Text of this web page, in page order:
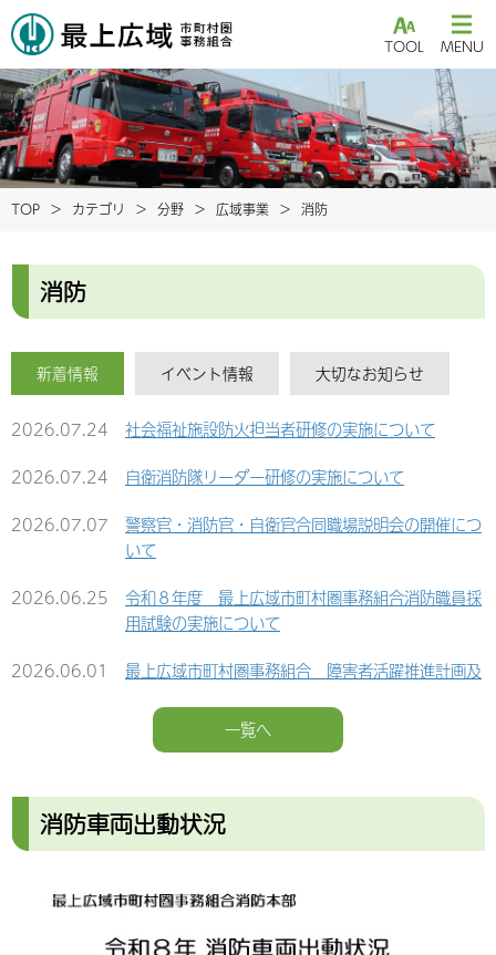
TOOL MENU
TOP カテゴリ 分野 広域事業 消防
消防
新着情報 イベント情報 大切なお知らせ
2026.07.24
社会福祉施設防火担当者研修の実施について
2026.07.24
自衛消防隊リーダー研修の実施について
2026.07.07
警察官・消防官・自衛官合同職場説明会の開催につ
いて
2026.06.25
令和８年度 最上広域市町村圏事務組合消防職員採
用試験の実施について
2026.06.01
最上広域市町村圏事務組合 障害者活躍推進計画及
消防本部 災害情報テレホンサービス案内番号変更
2026.03.03
最上広域市町村圏事務組合消防本部・消防署及び組
合事務局の移転のお知らせ
2026.02.20
≪募集を締め切りました≫ 最上広域市町村圏事務
組合 会計年度任用職員の募集について（令和８年
度採用）
一覧へ
消防車両出動状況